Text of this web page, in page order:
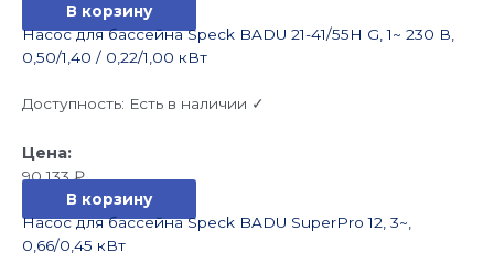
В корзину
Насос для бассейна Speck BADU 21-41/55H G, 1~ 230 В,
0,50/1,40 / 0,22/1,00 кВт
Доступность: Есть в наличии ✓
90 133₽
В корзину
Насос для бассейна Speck BADU SuperPro 12, 3~,
0,66/0,45 кВт